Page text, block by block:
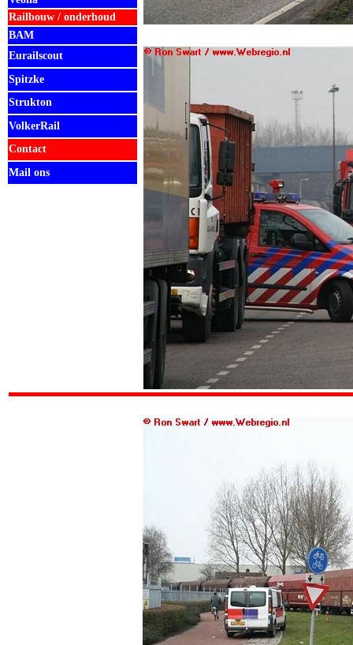
Railbouw / onderhoud
BAM
Eurailscout
Spitzke
Strukton
VolkerRail
Contact
Mail ons